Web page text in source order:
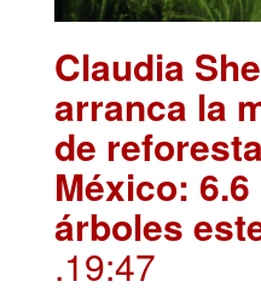
Claudia
arranca la
de
México:
árboles
.19:47